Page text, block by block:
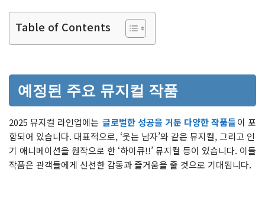
Table of Contents
예정된 주요 뮤지컬 작품
2025 뮤지컬 라인업에는 글로벌한 성공을 거둔 다양한 작품들이 포
함되어 있습니다. 대표적으로, ‘웃는 남자’와 같은 뮤지컬, 그리고 인
기 애니메이션을 원작으로 한 ‘하이큐!!’ 뮤지컬 등이 있습니다. 이들
작품은 관객들에게 신선한 감동과 즐거움을 줄 것으로 기대됩니다.